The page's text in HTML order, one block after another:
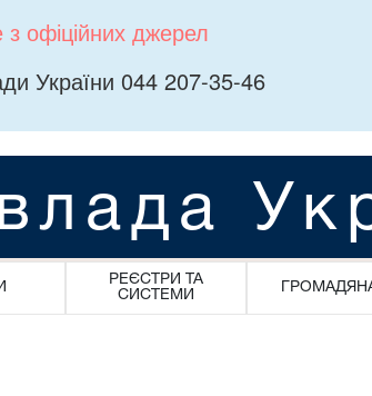
офіційних джерел
України 044 207-35-46
РЕЄСТРИ ТА
СИСТЕМИ